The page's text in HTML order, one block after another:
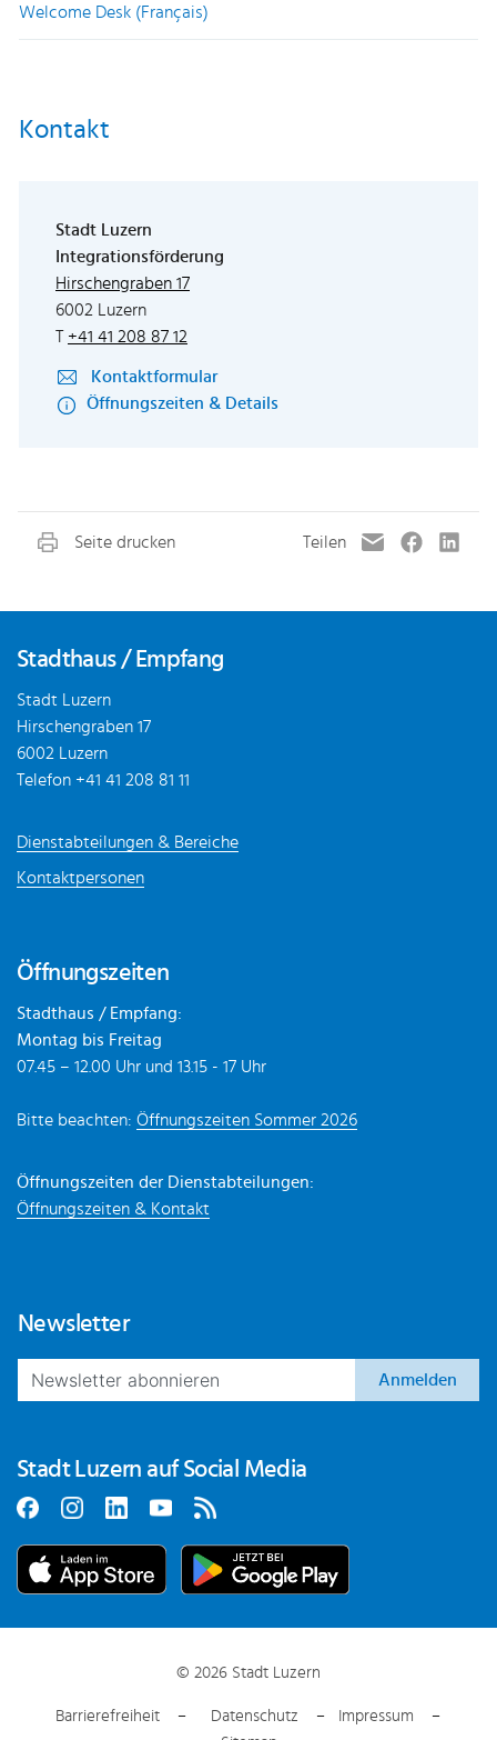
Welcome Desk (Français)
Kontakt
Stadt Luzern
Integrationsförderung
Hirschengraben 17Externer Link wird in einem neuen
6002 Luzern
T +41 41 208 87 12
Kontaktformular
Öffnungszeiten & Details
Stadthaus / Empfang
Stadt Luzern
Hirschengraben 17
6002 Luzern
Telefon +41 41 208 81 11
Dienstabteilungen & Bereiche
Kontaktpersonen
Öffnungszeiten
Stadthaus / Empfang:
Montag bis Freitag
07.45 – 12.00 Uhr und 13.15 - 17 Uhr
Bitte beachten: Öffnungszeiten Sommer 2026
Öffnungszeiten der Dienstabteilungen:
Öffnungszeiten & Kontakt
Newsletter
Anmelden
Stadt Luzern auf Social Media
© 2026 Stadt Luzern
Barrierefreiheit Datenschutz
Impressum